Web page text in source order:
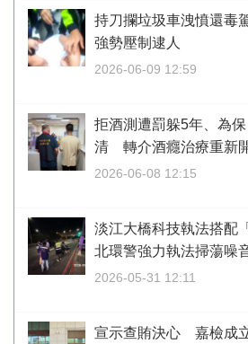
持刀攔垃圾車洩憤還
強勢壓制逮人
2026-06-09 12:59
拒酒測遭罰躲5年、為
清 轉介酒癮治療重新
2026-06-08 12:15
淡江大橋科技執法搭
北環警強力執法掃蕩噪
2026-05-31 12:11
宣示查賄決心 嘉檢成